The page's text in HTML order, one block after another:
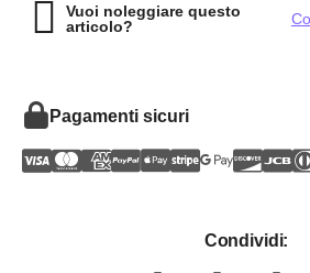
Vuoi noleggiare questo
articolo?
Pagamenti sicuri
Condividi: